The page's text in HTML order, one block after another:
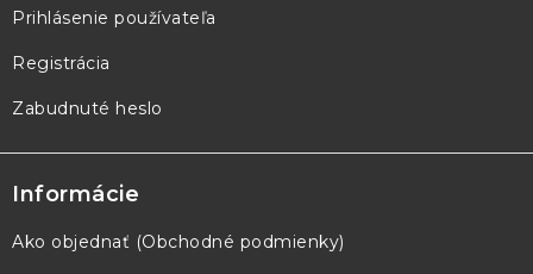
Prihlásenie používateľa
Registrácia
Zabudnuté heslo
Informácie
Ako objednať (Obchodné podmienky)